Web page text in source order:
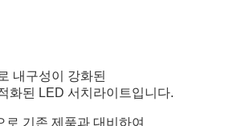
내구성이 강화된
화된 LED 서치라이트입니다.
로 기존 제품과 대비하여